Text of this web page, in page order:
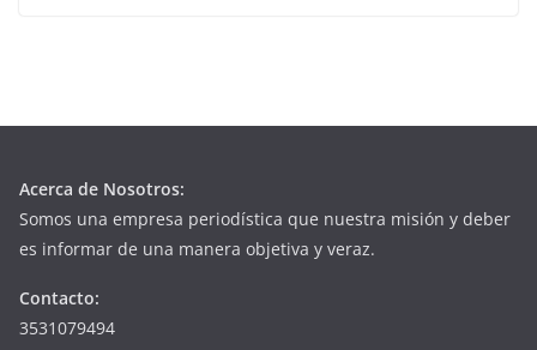
Acerca de Nosotros:
Somos una empresa periodística que nuestra misión y deber
es informar de una manera objetiva y veraz.
Contacto:
3531079494